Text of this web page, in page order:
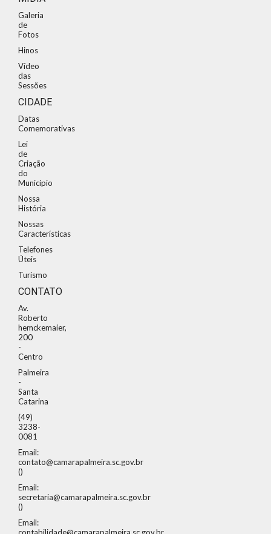
Galeria
de
Fotos
Hinos
Vídeo
das
Sessões
CIDADE
Datas
Comemorativas
Lei
de
Criação
do
Municipio
Nossa
História
Nossas
Características
Telefones
Úteis
Turismo
CONTATO
Av.
Roberto
hemckemaier,
200
-
Centro
Palmeira
-
Santa
Catarina
(49)
3238-
0081
Email:
contato@camarapalmeira.sc.gov.br
()
Email:
secretaria@camarapalmeira.sc.gov.br
()
Email:
contabilidade@camarapalmeira.sc.gov.br